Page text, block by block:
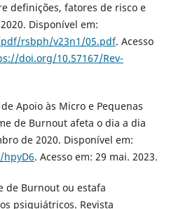
definições, fatores de risco e
Disponível em:
rsbph/v23n1/05.pdf. Acesso
doi.org/10.57167/Rev-
Apoio às Micro e Pequenas
de Burnout afeta o dia a dia
de 2020. Disponível em:
. Acesso em: 29 mai. 2023.
de Burnout ou estafa
psiquiátricos. Revista